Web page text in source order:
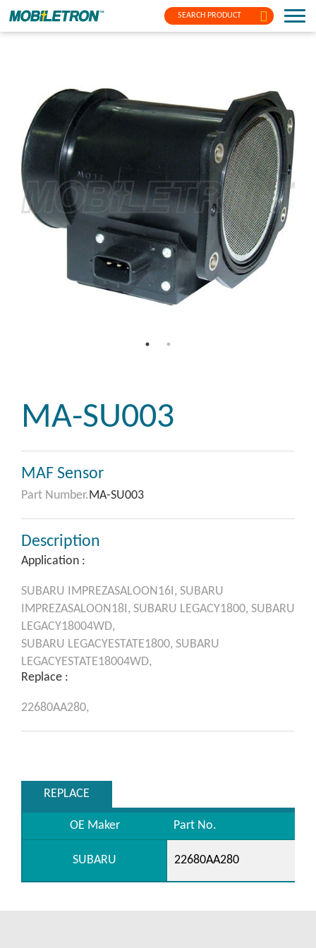
SEARCH PRODUCT
MA-SU003
MAF Sensor
Part Number.MA-SU003
Description
Application :
SUBARU IMPREZASALOON16I, SUBARU
IMPREZASALOON18I, SUBARU LEGACY1800, SUBARU
LEGACY18004WD,
SUBARU LEGACYESTATE1800, SUBARU
LEGACYESTATE18004WD,
Replace :
22680AA280,
REPLACE
OE Maker Part No.
SUBARU 22680AA280